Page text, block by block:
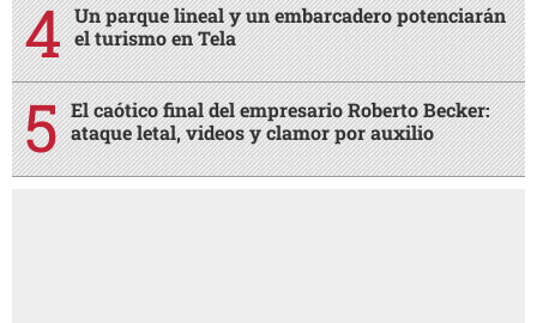
Un parque lineal y un embarcadero potenciarán
el turismo en Tela
El caótico final del empresario Roberto Becker:
ataque letal, videos y clamor por auxilio